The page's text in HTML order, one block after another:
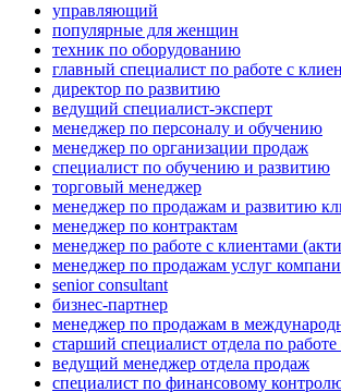
управляющий
популярные для женщин
техник по оборудованию
главный специалист по работе с
директор по развитию
ведущий специалист-эксперт
менеджер по персоналу и обучению
менеджер по организации продаж
специалист по обучению и развитию
торговый менеджер
менеджер по продажам и развитию
менеджер по контрактам
менеджер по работе с клиентами
менеджер по продажам услуг
senior consultant
бизнес-партнер
менеджер по продажам в
старший специалист отдела по
ведущий менеджер отдела продаж
специалист по финансовому